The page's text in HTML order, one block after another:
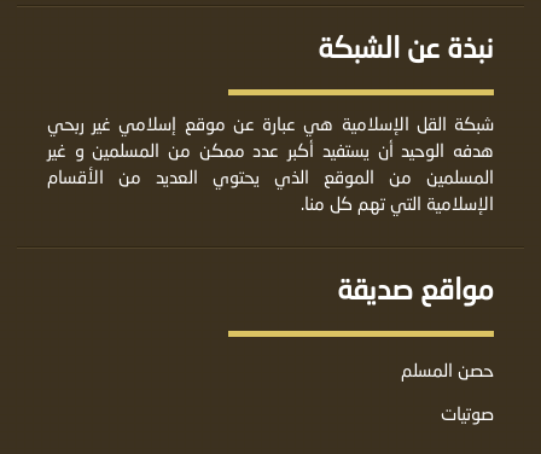
نبذة عن الشبكة
شبكة القل الإسلامية هي عبارة عن موقع إسلامي غير ربحي
هدفه الوحيد أن يستفيد أكبر عدد ممكن من المسلمين و غير
المسلمين من الموقع الذي يحتوي العديد من الأقسام
الإسلامية التي تهم كل منا.
مواقع صديقة
حصن المسلم
صوتيات